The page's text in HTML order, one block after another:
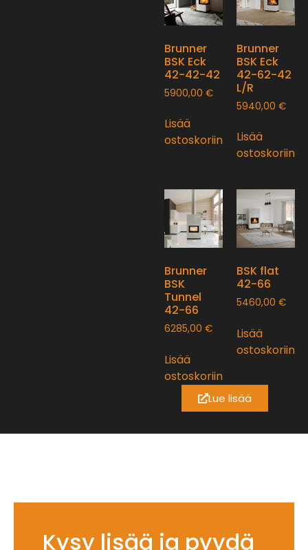
Brunner
BSK Eck
42-42-42
5900,00 €
Lisää
ostoskoriin
Brunner
BSK Eck
42-62-42
L/R
5940,00 €
Lisää
ostoskoriin
Brunner
BSK
Tunnel
42-66
6285,00 €
Lisää
ostoskoriin
BSK flat
42-66
5460,00 €
Lisää
ostoskoriin
Lue lisää
Kysy lisää ja pyydä